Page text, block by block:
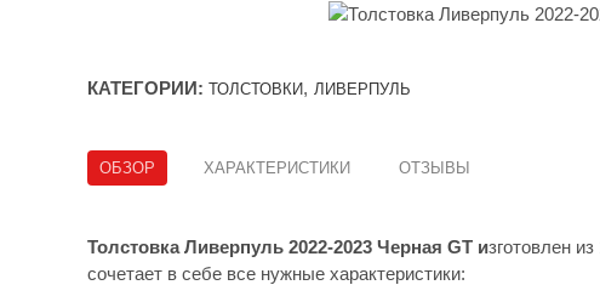
КАТЕГОРИИ: ТОЛСТОВКИ, ЛИВЕРПУЛЬ
ОБЗОР ХАРАКТЕРИСТИКИ ОТЗЫВЫ
Толстовка Ливерпуль 2022-2023 Черная GT изготовлен
сочетает в себе все нужные характеристики: